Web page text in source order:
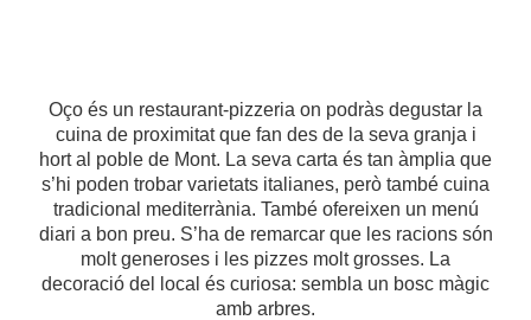
Oço és un restaurant-pizzeria on podràs degustar la
cuina de proximitat que fan des de la seva granja i
hort al poble de Mont. La seva carta és tan àmplia que
s’hi poden trobar varietats italianes, però també cuina
tradicional mediterrània. També ofereixen un menú
diari a bon preu. S’ha de remarcar que les racions són
molt generoses i les pizzes molt grosses. La
decoració del local és curiosa: sembla un bosc màgic
amb arbres.